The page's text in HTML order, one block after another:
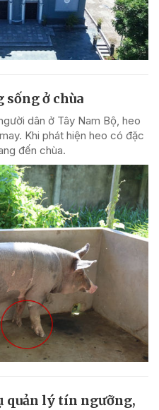
sống ở chùa
dân ở Tây Nam Bộ, heo
Khi phát hiện heo có đặc
đến chùa.
quản lý tín ngưỡng,